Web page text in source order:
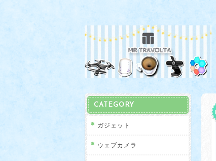
CATEGORY
ガジェット
ウェブカメラ